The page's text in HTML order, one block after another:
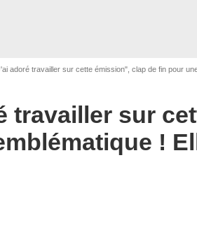
adoré travailler sur cette émission", clap de fin pour
travailler sur
!